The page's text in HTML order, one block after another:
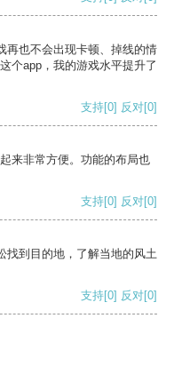
再也不会出现卡顿、掉线的情
个app，我的游戏水平提升了
支持[0] 反对[0]
来非常方便。功能的布局也
支持[0] 反对[0]
找到目的地，了解当地的风土
支持[0] 反对[0]